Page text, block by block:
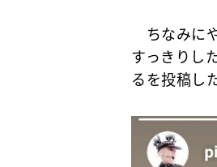
ちなみに
すっきりし
るを投稿し